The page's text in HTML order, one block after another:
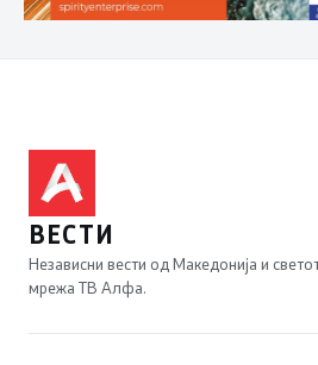
ВЕСТИ
Независни вести од Македонија и
мрежа ТВ Алфа.